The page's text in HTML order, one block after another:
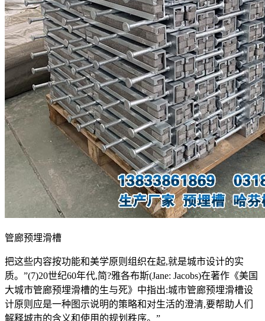
管廊预埋滑槽
把这些内容按功能和美学原则组织在起,就是城市设计的实
质。”(7)20世纪60年代,简?雅各布斯(Jane: Jacobs)在著作《美国
大城市管廊预埋滑槽的生与死》中指出:城市管廊预埋滑槽设
计原则应是一种图示说明的策略和对生活的澄清,要帮助人们
解释城市的含义和使用的规划秩序。”